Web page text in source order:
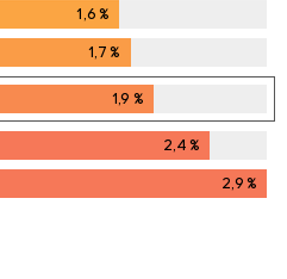
1,6%
1,7%
1,9 %
2,4%
2,9%